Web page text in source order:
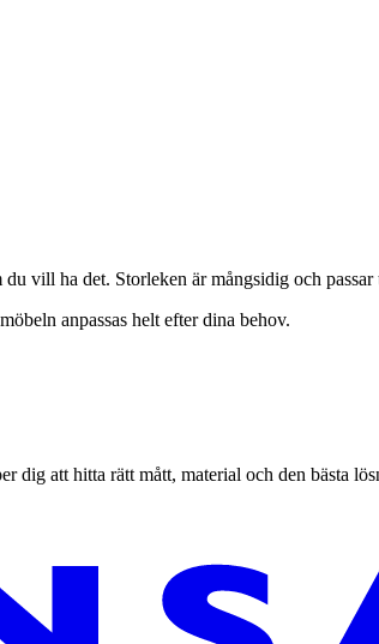
vill ha det. Storleken är mångsidig och
anpassas helt efter dina behov.
att hitta rätt mått, material och den bästa